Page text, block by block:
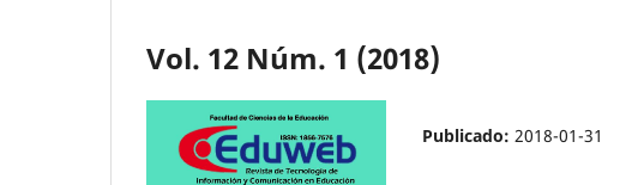
Vol. 12 Núm. 1 (2018)
Publicado: 2018-01-31